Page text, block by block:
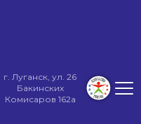
г. Луганск, ул. 26
Бакинских
Комисаров 162а